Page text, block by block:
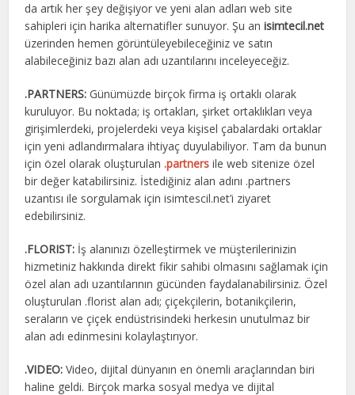
da artık her şey değişiyor ve yeni alan adları web site
sahipleri için harika alternatifler sunuyor. Şu anisimtecil.net
üzerinden hemen görüntüleyebileceğiniz ve satın
alabileceğiniz bazı alan adı uzantılarını inceleyeceğiz.
.PARTNERS: Günümüzde birçok firma iş ortaklı olarak
kuruluyor. Bu noktada; iş ortakları, şirket ortaklıkları veya
girişimlerdeki, projelerdeki veya kişisel çabalardaki ortaklar
için yeni adlandırmalara ihtiyaç duyulabiliyor. Tam da bunun
için özel olarak oluşturulan.partners ile web sitenize özel
bir değer katabilirsiniz. İstediğiniz alan adını .partners
uzantısı ile sorgulamak için isimtescil.net’i ziyaret
edebilirsiniz.
.FLORIST: İş alanınızı özelleştirmek ve müşterilerinizin
hizmetiniz hakkında direkt fikir sahibi olmasını sağlamak için
özel alan adı uzantılarının gücünden faydalanabilirsiniz. Özel
oluşturulan .florist alan adı; çiçekçilerin, botanikçilerin,
seraların ve çiçek endüstrisindeki herkesin unutulmaz bir
alan adı edinmesini kolaylaştırıyor.
.VIDEO: Video, dijital dünyanın en önemli araçlarından biri
haline geldi. Birçok marka sosyal medya ve dijital